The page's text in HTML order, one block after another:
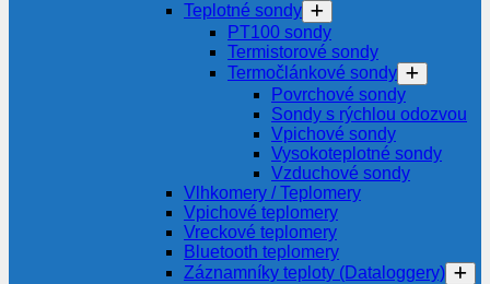
Teplotné sondy
PT100 sondy
Termistorové sondy
Termočlánkové sondy
Povrchové sondy
Sondy s rýchlou odozvou
Vpichové sondy
Vysokoteplotné sondy
Vzduchové sondy
Vlhkomery / Teplomery
Vpichové teplomery
Vreckové teplomery
Bluetooth teplomery
Záznamníky teploty (Dataloggery)